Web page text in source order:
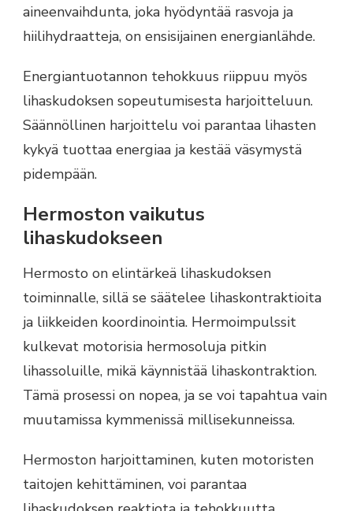
aineenvaihdunta, joka hyödyntää rasvoja ja
hiilihydraatteja, on ensisijainen energianlähde.
Energiantuotannon tehokkuus riippuu myös
lihaskudoksen sopeutumisesta harjoitteluun.
Säännöllinen harjoittelu voi parantaa lihasten
kykyä tuottaa energiaa ja kestää väsymystä
pidempään.
Hermoston vaikutus
lihaskudokseen
Hermosto on elintärkeä lihaskudoksen
toiminnalle, sillä se säätelee lihaskontraktioita
ja liikkeiden koordinointia. Hermoimpulssit
kulkevat motorisia hermosoluja pitkin
lihassoluille, mikä käynnistää lihaskontraktion.
Tämä prosessi on nopea, ja se voi tapahtua vain
muutamissa kymmenissä millisekunneissa.
Hermoston harjoittaminen, kuten motoristen
taitojen kehittäminen, voi parantaa